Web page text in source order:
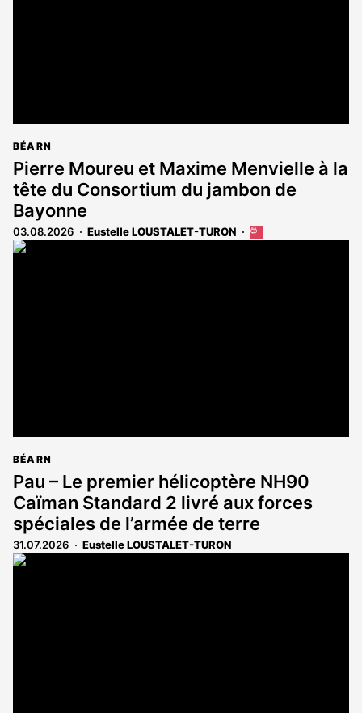
BÉARN
Pierre Moureu et Maxime Menvielle à la
tête du Consortium du jambon de
Bayonne
03.08.2026 Eustelle LOUSTALET-TURON
Cet
BÉARN
Pau – Le premier hélicoptère NH90
Caïman Standard 2 livré aux forces
spéciales de l’armée de terre
31.07.2026 Eustelle LOUSTALET-TURON